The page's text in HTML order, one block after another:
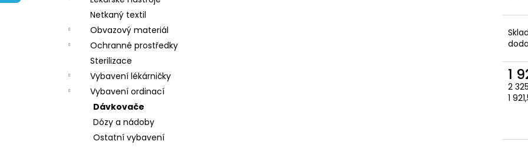
Netkaný textil
Obvazový materiál
Ochranné prostředky
Sterilizace
Vybavení lékárničky
Vybavení ordinací
Dávkovače
Dózy a nádoby
Ostatní vybavení
1
2
1